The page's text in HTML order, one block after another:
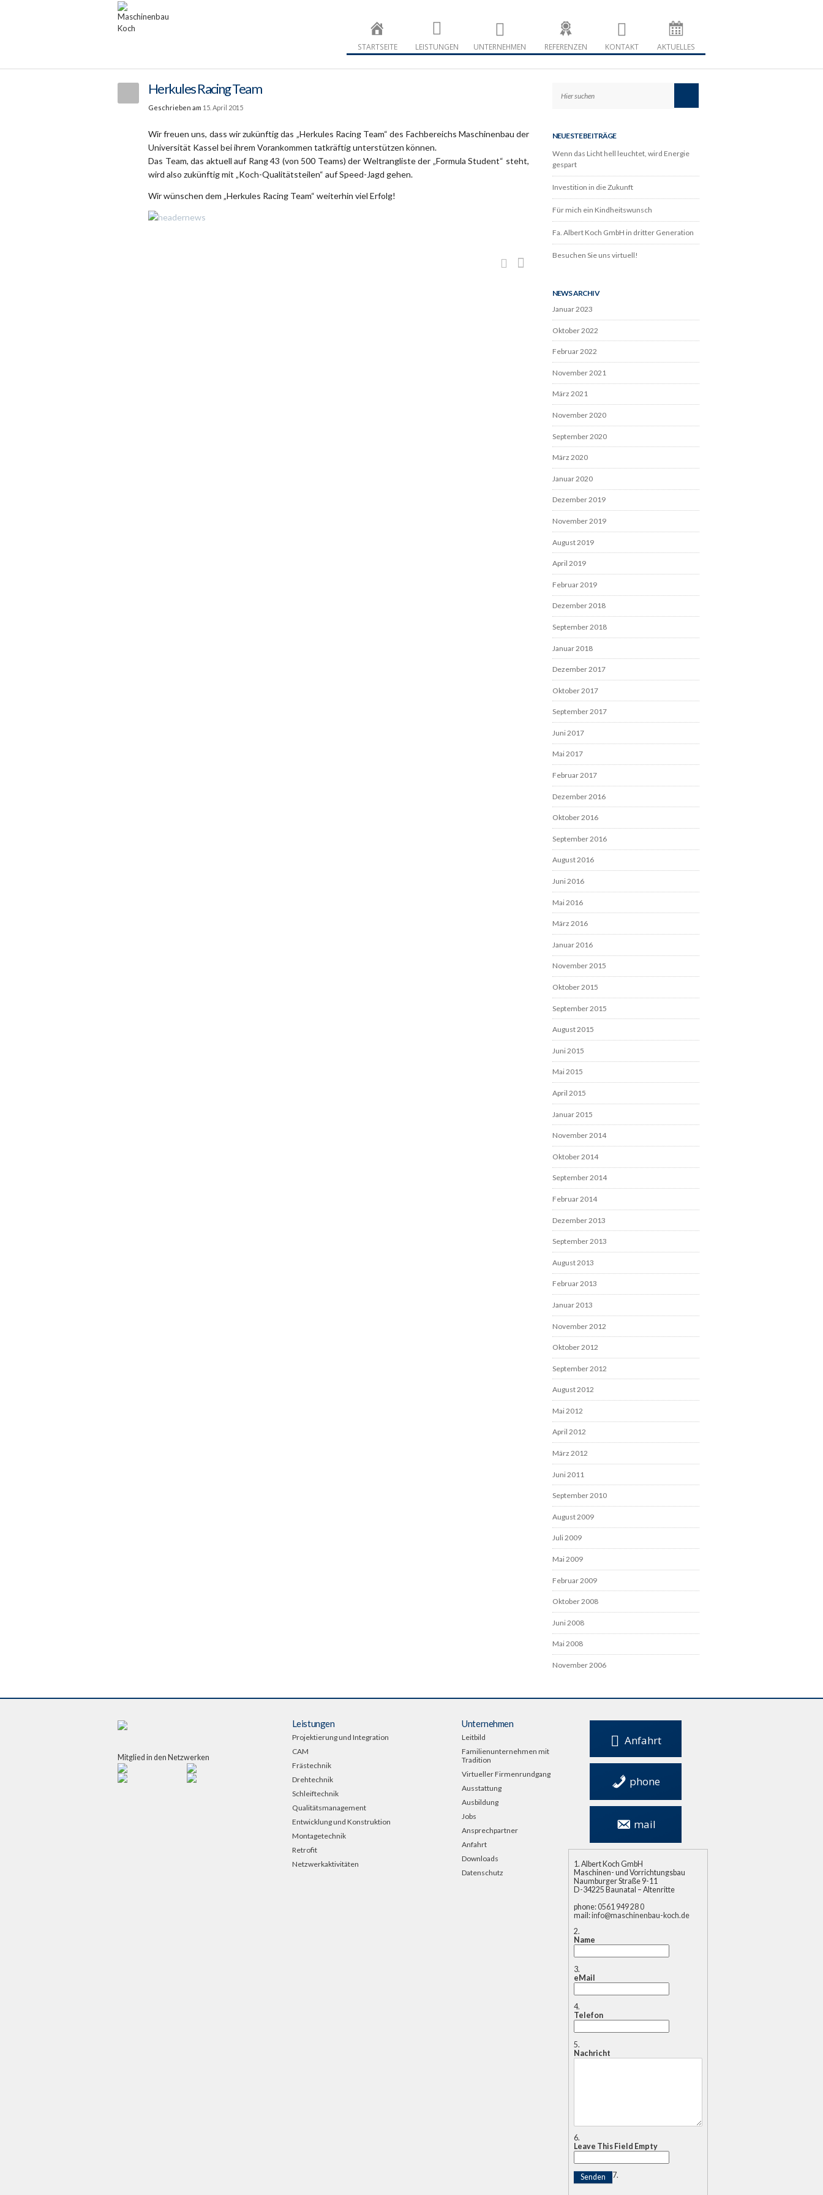
Maschinenbau Koch
Maschinenbau Nordhessen
STARTSEITE LEISTUNGEN UNTERNEHMEN REFERENZEN KONTAKT AKTUELLES
Herkules Racing Team
Geschrieben am 15. April 2015
Wir freuen uns, dass wir zukünftig das „Herkules Racing Team“ des Fachbereichs Maschinenbau der
Universität Kassel bei ihrem Vorankommen tatkräftig unterstützen können.
Das Team, das aktuell auf Rang 43 (von 500 Teams) der Weltrangliste der „Formula Student“ steht,
wird also zukünftig mit „Koch-Qualitätsteilen“ auf Speed-Jagd gehen.
Wir wünschen dem „Herkules Racing Team“ weiterhin viel Erfolg!
NEUESTE BEITRÄGE
Wenn das Licht hell leuchtet, wird Energie
gespart
Investition in die Zukunft
Für mich ein Kindheitswunsch
Fa. Albert Koch GmbH in dritter Generation
Besuchen Sie uns virtuell!
NEWS ARCHIV
Januar 2023
Oktober 2022
Februar 2022
November 2021
März 2021
November 2020
September 2020
März 2020
Januar 2020
Dezember 2019
November 2019
August 2019
April 2019
Februar 2019
Dezember 2018
September 2018
Januar 2018
Dezember 2017
Oktober 2017
September 2017
Juni 2017
Mai 2017
Februar 2017
Dezember 2016
Oktober 2016
September 2016
August 2016
Juni 2016
Mai 2016
März 2016
Januar 2016
November 2015
Oktober 2015
September 2015
August 2015
Juni 2015
Mai 2015
April 2015
Januar 2015
November 2014
Oktober 2014
September 2014
Februar 2014
Dezember 2013
September 2013
August 2013
Februar 2013
Januar 2013
November 2012
Oktober 2012
September 2012
August 2012
Mai 2012
April 2012
März 2012
Juni 2011
September 2010
August 2009
Juli 2009
Mai 2009
Februar 2009
Oktober 2008
Juni 2008
Mai 2008
November 2006
Mitglied in den Netzwerken
Leistungen
Projektierung und Integration
CAM
Frästechnik
Drehtechnik
Schleiftechnik
Qualitätsmanagement
Entwicklung und Konstruktion
Montagetechnik
Retrofit
Netzwerkaktivitäten
Unternehmen
Leitbild
Familienunternehmen mit
Tradition
Virtueller Firmenrundgang
Ausstattung
Ausbildung
Jobs
Ansprechpartner
Anfahrt
Downloads
Datenschutz
Anfahrt
phone
0561 949 28 0
mail
info@maschinenbau-
Albert Koch GmbH
Maschinen- und Vorrichtungsbau
Naumburger Straße 9-11
D-34225 Baunatal – Altenritte
phone:0561 949 28 0
mail:info@maschinenbau-koch.de
Name
eMail
Telefon
Nachricht
Leave This Field Empty